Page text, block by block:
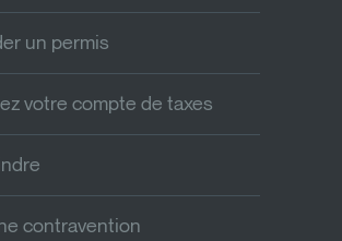
un permis
votre compte de taxes
contravention